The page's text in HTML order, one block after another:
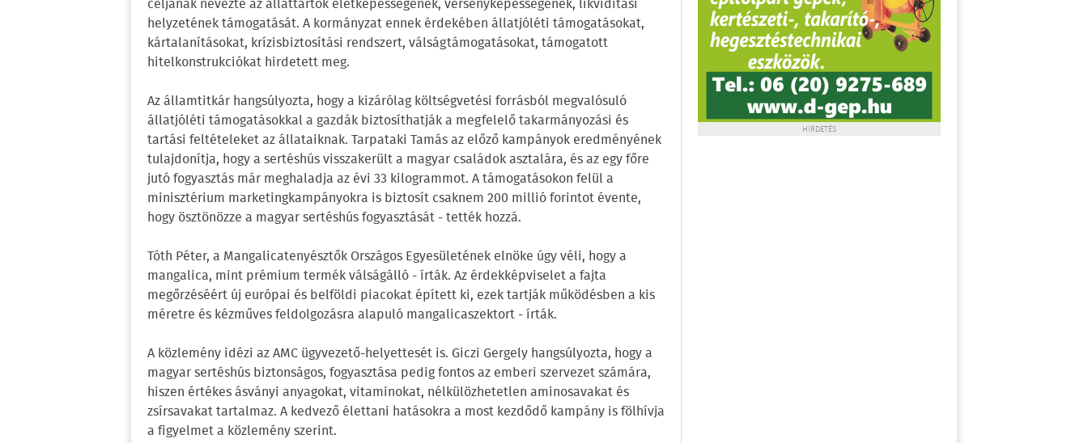
céljának nevezte az állattartók életképességének, versenyképességének, likviditási
helyzetének támogatását. A kormányzat ennek érdekében állatjóléti támogatásokat,
kártalanításokat, krízisbiztosítási rendszert, válságtámogatásokat, támogatott
hitelkonstrukciókat hirdetett meg.
Az államtitkár hangsúlyozta, hogy a kizárólag költségvetési forrásból megvalósuló
állatjóléti támogatásokkal a gazdák biztosíthatják a megfelelő takarmányozási és
tartási feltételeket az állataiknak. Tarpataki Tamás az előző kampányok eredményének
tulajdonítja, hogy a sertéshús visszakerült a magyar családok asztalára, és az egy főre
jutó fogyasztás már meghaladja az évi 33 kilogrammot. A támogatásokon felül a
minisztérium marketingkampányokra is biztosít csaknem 200 millió forintot évente,
hogy ösztönözze a magyar sertéshús fogyasztását - tették hozzá.
Tóth Péter, a Mangalicatenyésztők Országos Egyesületének elnöke úgy véli, hogy a
mangalica, mint prémium termék válságálló - írták. Az érdekképviselet a fajta
megőrzéséért új európai és belföldi piacokat épített ki, ezek tartják működésben a kis
méretre és kézműves feldolgozásra alapuló mangalicaszektort - írták.
A közlemény idézi az AMC ügyvezető-helyettesét is. Giczi Gergely hangsúlyozta, hogy a
magyar sertéshús biztonságos, fogyasztása pedig fontos az emberi szervezet számára,
hiszen értékes ásványi anyagokat, vitaminokat, nélkülözhetetlen aminosavakat és
zsírsavakat tartalmaz. A kedvező élettani hatásokra a most kezdődő kampány is fölhívja
a figyelmet a közlemény szerint.
HIRDETÉS